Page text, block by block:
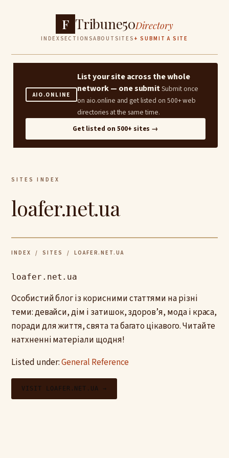
F Tribune50Directory
INDEXSECTIONSABOUT SITES + SUBMIT A SITE
AIO.ONLINE
List your site across the whole
network — one submitSubmit once
on aio.online and get listed on 500+ web
directories at the same time.
Get listed on 500+ sites →
SITES INDEX
loafer.net.ua
INDEX / SITES / LOAFER.NET.UA
loafer.net.ua
Особистий блог із корисними статтями на різні
теми: девайси, дім і затишок, здоров’я, мода і краса,
поради для життя, свята та багато цікавого. Читайте
натхненні матеріали щодня!
Listed under:General Reference
VISIT LOAFER.NET.UA →